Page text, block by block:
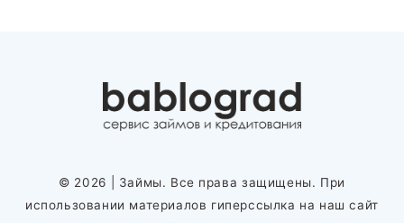
© 2026
| Займы. Все права защищены. При
использовании материалов гиперссылка на наш сайт